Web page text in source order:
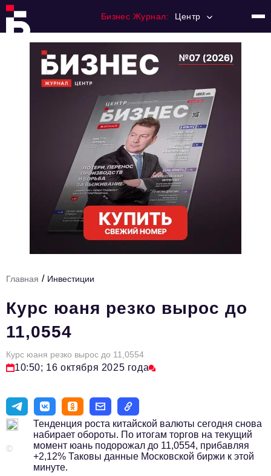
Бизнес Журнал: Центр
Регулирование
Премия "Тульский Бизнес"
История тульского предпринимательства
Тема номера
HR
Персона номера
Технологии и тренды
Туризм
Импортозамещение
Мероприятия
Главная / Инвестиции
Курс юаня резко вырос до
11,0554
Курс юаня резко вырос до 11,0554
10:50; 16 октября 2025 года
©
Тенденция роста китайской валюты сегодня снова
набирает обороты. По итогам торгов на текущий
момент юань подорожал до 11,0554, прибавляя
+2,12% Таковы данные Московской биржи к этой
минуте.